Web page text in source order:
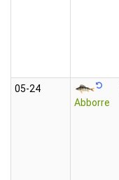
05‑24
Abborre